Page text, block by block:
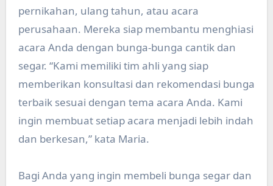
pernikahan, ulang tahun, atau acara
perusahaan. Mereka siap membantu menghiasi
acara Anda dengan bunga-bunga cantik dan
segar. “Kami memiliki tim ahli yang siap
memberikan konsultasi dan rekomendasi bunga
terbaik sesuai dengan tema acara Anda. Kami
ingin membuat setiap acara menjadi lebih indah
dan berkesan,” kata Maria.
Bagi Anda yang ingin membeli bunga segar dan